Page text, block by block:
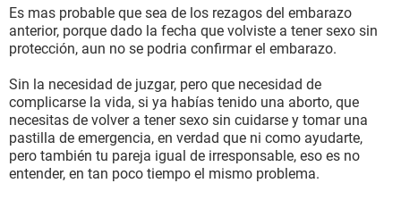
Es mas probable que sea de los rezagos del embarazo
anterior, porque dado la fecha que volviste a tener sexo sin
protección, aun no se podria confirmar el embarazo.
Sin la necesidad de juzgar, pero que necesidad de
complicarse la vida, si ya habías tenido una aborto, que
necesitas de volver a tener sexo sin cuidarse y tomar una
pastilla de emergencia, en verdad que ni como ayudarte,
pero también tu pareja igual de irresponsable, eso es no
entender, en tan poco tiempo el mismo problema.